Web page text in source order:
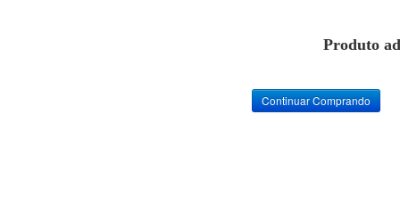
Produto
Continuar Comprando